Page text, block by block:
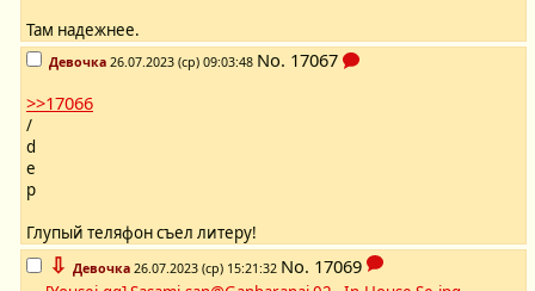
Там надежнее.
Девочка 26.07.2023 (ср) 09:03:48 No. 17067
>>17066
/
d
e
p
Глупый теляфон съел литеру!
⇩ Девочка 26.07.2023 (ср) 15:21:32 No. 17069